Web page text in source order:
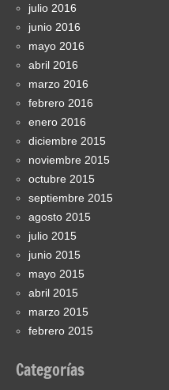
julio 2016
junio 2016
mayo 2016
abril 2016
marzo 2016
febrero 2016
enero 2016
diciembre 2015
noviembre 2015
octubre 2015
septiembre 2015
agosto 2015
julio 2015
junio 2015
mayo 2015
abril 2015
marzo 2015
febrero 2015
Categorías